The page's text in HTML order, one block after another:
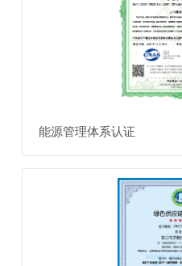
能源管理体系认证